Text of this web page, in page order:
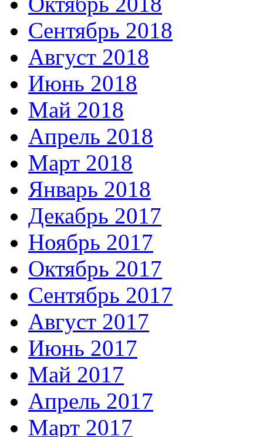
Сентябрь 2018
Август 2018
Июнь 2018
Май 2018
Апрель 2018
Март 2018
Январь 2018
Декабрь 2017
Ноябрь 2017
Октябрь 2017
Сентябрь 2017
Август 2017
Июнь 2017
Май 2017
Апрель 2017
Март 2017